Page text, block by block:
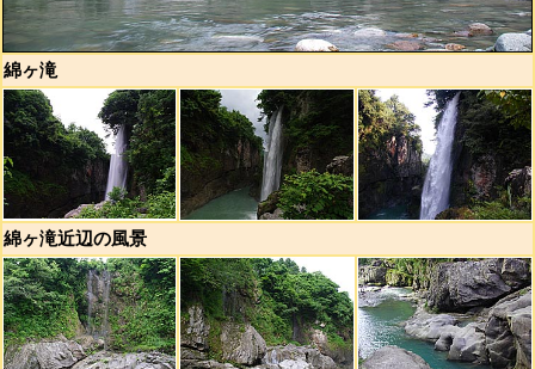
綿ヶ滝
綿ヶ滝近辺の風景